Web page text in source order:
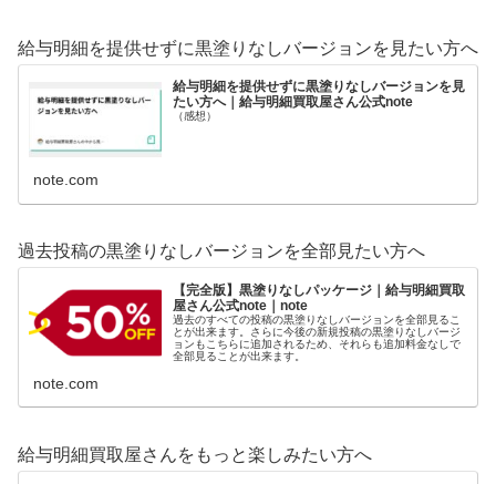
給与明細を提供せずに黒塗りなしバージョンを見たい方へ
給与明細を提供せずに黒塗りなしバージョンを見
たい方へ｜給与明細買取屋さん公式note
（感想）
note.com
過去投稿の黒塗りなしバージョンを全部見たい方へ
【完全版】黒塗りなしパッケージ｜給与明細買取
屋さん公式note｜note
過去のすべての投稿の黒塗りなしバージョンを全部見るこ
とが出来ます。さらに今後の新規投稿の黒塗りなしバージ
ョンもこちらに追加されるため、それらも追加料金なしで
全部見ることが出来ます。
note.com
給与明細買取屋さんをもっと楽しみたい方へ